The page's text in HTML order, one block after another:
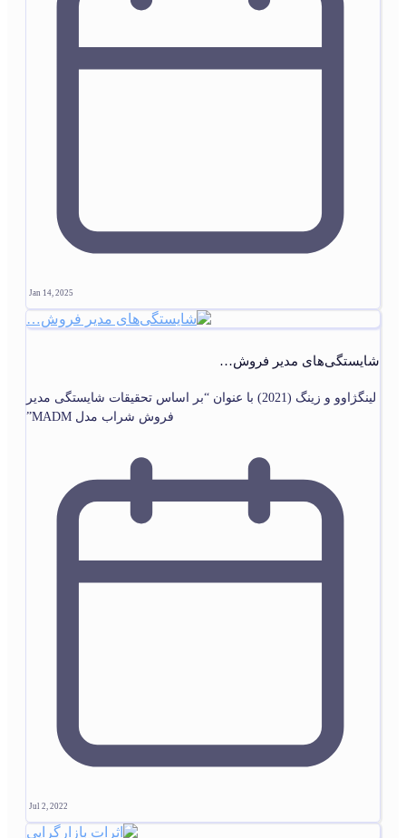
Jan 14, 2025
شایستگی‌های مدیر فروش…
لینگژاوو و زینگ (2021) با عنوان “بر اساس تحقیقات شایستگی مدیر
فروش شراب مدل MADM”
Jul 2, 2022